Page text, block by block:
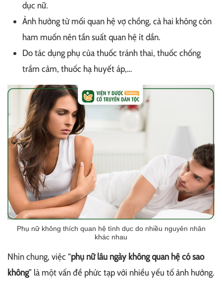
dục nữ.
Ảnh hưởng từ mối quan hệ vợ chồng, cả hai không còn
ham muốn nên tần suất quan hệ ít dần.
Do tác dụng phụ của thuốc tránh thai, thuốc chống
trầm cảm, thuốc hạ huyết áp,…
Phụ nữ không thích quan hệ tình dục do nhiều nguyên nhân
khác nhau
Nhìn chung, việc “phụ nữ lâu ngày không quan hệ có sao
không” là một vấn đề phức tạp với nhiều yếu tố ảnh hưởng.